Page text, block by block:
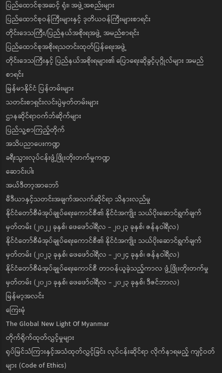
ပြည်ထောင်စုအဆင့် ရုံး၊ အဖွဲ့အစည်းများ
ပြည်ထောင်စုဝန်ကြီးများနှင့် ဒုတိယဝန်ကြီးများစာရင်း
တိုင်းဒေသကြီး/ပြည်နယ်အစိုးရအဖွဲ့ အမည်စာရင်း
ပြည်ထောင်စုအစိုးရသတင်းထုတ်ပြန်ရေးအဖွဲ့
တိုင်းဒေသကြီးနှင့် ပြည်နယ်အစိုးရများ၏ ပြောရေးဆိုခွင့်ပုဂ္ဂိုလ်များ အမည်
စာရင်း
မြန်မာနိုင်ငံ ပြန်တမ်းများ
သတင်းစာရှင်းလင်းပွဲမှတ်တမ်းများ
ဌာနဆိုင်ရာဝက်ဘ်ဆိုက်များ
ပြည်သူ့စာကြည့်တိုက်
အသိပညာပေးကဏ္ဍ
ခရီးသွားလုပ်ငန်းဖွံ့ဖြိုးတိုးတက်မှုကဏ္ဍ
ဆောင်းပါး
အယ်ဒီတာ့အာဘော်
မီဒီယာနှင့်သတင်းအချက်အလက်ဆိုင်ရာ သိနားလည်မှု
နိုင်ငံတော်စီမံအုပ်ချုပ်ရေးကောင်စီ၏ နိုင်ငံအကျိုး သယ်ပိုးဆောင်ရွက်ချက်
မှတ်တမ်း (၂၀၂၂ ခုနှစ်၊ ဖေဖော်ဝါရီလ - ၂၀၂၃ ခုနှစ်၊ ဇန်နဝါရီလ)
နိုင်ငံတော်စီမံအုပ်ချုပ်ရေးကောင်စီ၏ နိုင်ငံအကျိုး သယ်ပိုးဆောင်ရွက်ချက်
မှတ်တမ်း (၂၀၂၃ ခုနှစ်၊ ဖေဖော်ဝါရီလ - ၂၀၂၄ ခုနှစ်၊ ဇန်နဝါရီလ)
နိုင်ငံတော်စီမံအုပ်ချုပ်ရေးကောင်စီ တာဝန်ယူခဲ့သည့်ကာလ ဖွံ့ဖြိုးတိုးတက်မှု
မှတ်တမ်း (၂၀၂၁ ခုနှစ်၊ ဖေဖော်ဝါရီလ - ၂၀၂၃ ခုနှစ်၊ ဒီဇင်ဘာလ)
မြန်မာ့အလင်း
ကြေးမုံ
The Global New Light Of Myanmar
တိုက်ရိုက်ထုတ်လွှင့်မှုများ
ရုပ်မြင်သံကြားနှင့်အသံထုတ်လွှင့်ခြင်း လုပ်ငန်းဆိုင်ရာ လိုက်နာရမည့် ကျင့်ဝတ်
များ (Code of Ethics)